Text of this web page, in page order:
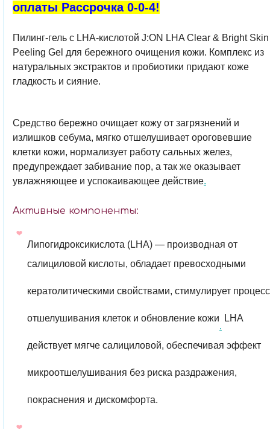
оплаты Рассрочка 0-0-4!
Пилинг-гель с LHA-кислотой J:ON LHA Clear & Bright Skin
Peeling Gel для бережного очищения кожи. Комплекс из
натуральных экстрактов и пробиотики придают коже
гладкость и сияние.
Средство бережно очищает кожу от загрязнений и
излишков себума, мягко отшелушивает ороговевшие
клетки кожи, нормализует работу сальных желез,
предупреждает забивание пор, а так же оказывает
увлажняющее и успокаивающее действие.
Активные компоненты:
Липогидроксикислота (LHA) — производная от
салициловой кислоты, обладает превосходными
кератолитическими свойствами, стимулирует процесс
отшелушивания клеток и обновление кожи. LHA
действует мягче салициловой, обеспечивая эффект
микроотшелушивания без риска раздражения,
покраснения и дискомфорта.